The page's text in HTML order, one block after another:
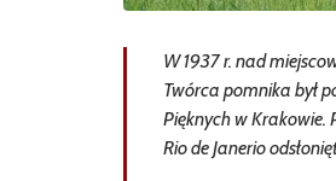
W 1937 r. nad
Twórca pomnika był
Pięknych w Krakowie.
Rio de Janerio